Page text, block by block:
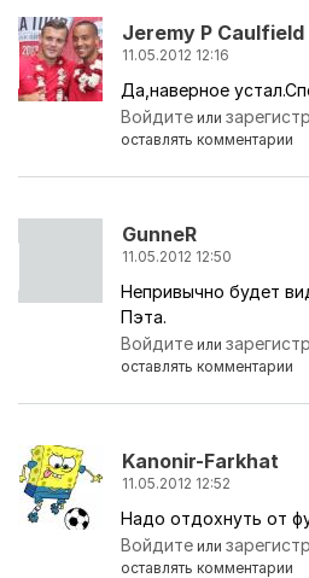
Jeremy P Caulfield
11.05.2012 12:16
Да,наверное
Войдите или
оставлять комментарии
GunnеR
11.05.2012 12:50
Непривычно будет
Пэта.
Войдите или
оставлять комментарии
Kanonir-Farkhat
11.05.2012 12:52
Надо отдохнуть от
Войдите или
оставлять комментарии